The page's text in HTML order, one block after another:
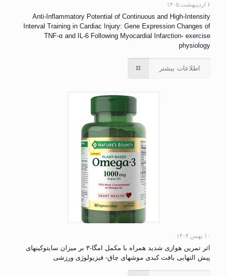
۶ اردیبهشت ۱۴۰۵
Anti-Inflammatory Potential of Continuous and High-Intensity
Interval Training in Cardiac Injury: Gene Expression Changes of
TNF-α and IL-6 Following Myocardial Infarction- exercise
physiology
اطلاعات بیشتر
۱۰ بهمن ۱۴۰۴
اثر تمرین هوازی شدید همراه با مکمل امگا-۳ بر میزان سایتوکینهای
پیش التهابی بافت کبدی موشهای چاق- فیزیولوژی ورزشی